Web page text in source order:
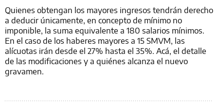
Quienes obtengan los mayores ingresos tendrán derecho
a deducir únicamente, en concepto de mínimo no
imponible, la suma equivalente a 180 salarios mínimos.
En el caso de los haberes mayores a 15 SMVM, las
alícuotas irán desde el 27% hasta el 35%. Acá, el detalle
de las modificaciones y a quiénes alcanza el nuevo
gravamen.